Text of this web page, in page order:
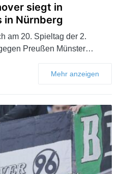
siegt in
in Nürnberg
am 20. Spieltag der 2.
Preußen Münster…
Mehr anzeigen